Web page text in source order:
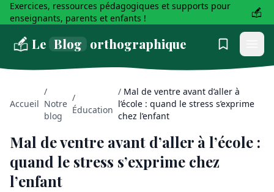
Exercices, ressources pédagogiques et supports pour
enseignants, parents et enfants !
Le Blog orthographique
Accueil
/
Notre
blog
/
Éducation
/ Mal de ventre avant d’aller à
l’école : quand le stress s’exprime
chez l’enfant
Mal de ventre avant d’aller à l’école :
quand le stress s’exprime chez
l’enfant